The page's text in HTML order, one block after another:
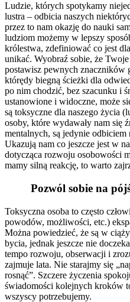
Ludzie, których spotykamy
lustra – odbicia naszych
przez to nam okazję do nauki
ludziom możemy w lepszy
królestwa, zdefiniować co jest
unikać. Wyobraź sobie, że
postawisz pewnych znaczników
którędy biegną ścieżki dla
po nim chodzić, bez szacunku i
ustanowione i widoczne, może
są toksyczne dla naszego życia
osoby, które wydawały nam się
mentalnych, są jedynie odbiciem
Ukazują nam co jeszcze jest w
dotycząca rozwoju osobowości
mamy silną reakcję, to warto
Pozwól sobie na
Toksyczna osoba to często
powodów, możliwości, etc.)
Można powiedzieć, że są w
bycia, jednak jeszcze nie
tempo rozwoju, obserwacji i
zajmuje lata. Nie starajmy się
rosnąć”. Szczere życzenia
świadomości kolejnych kroków
wszyscy potrzebujemy.